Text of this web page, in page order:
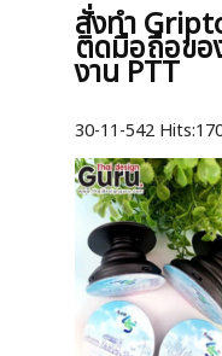
สั่งทำ
ติดมือถือขอ
งาน PTT
30-11-542 Hits: